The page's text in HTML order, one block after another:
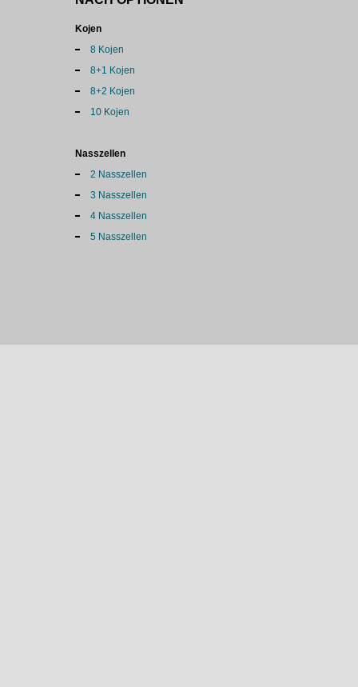
Kojen
8 Kojen
8+1 Kojen
8+2 Kojen
10 Kojen
Nasszellen
2 Nasszellen
3 Nasszellen
4 Nasszellen
5 Nasszellen